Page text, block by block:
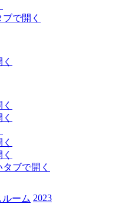
で開く
ブで開く
ーム 2023